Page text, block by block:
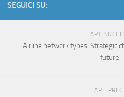
SEGUICI SU:
ART.
Airline network types: Strategic
future
ART. PREC.